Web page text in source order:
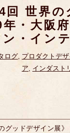
回 世界の
・大阪
・イン
ログ, プロダクトデ
ア, インダスト
グッドデザイン展》